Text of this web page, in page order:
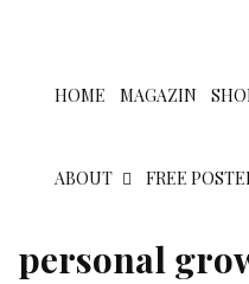
HOME MAGAZIN
ABOUT FREE
personal